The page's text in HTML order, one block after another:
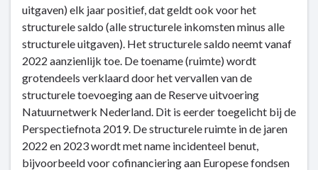
uitgaven) elk jaar positief, dat geldt ook voor het
structurele saldo (alle structurele inkomsten minus alle
structurele uitgaven). Het structurele saldo neemt vanaf
2022 aanzienlijk toe. De toename (ruimte) wordt
grotendeels verklaard door het vervallen van de
structurele toevoeging aan de Reserve uitvoering
Natuurnetwerk Nederland. Dit is eerder toegelicht bij de
Perspectiefnota 2019. De structurele ruimte in de jaren
2022 en 2023 wordt met name incidenteel benut,
bijvoorbeeld voor cofinanciering aan Europese fondsen